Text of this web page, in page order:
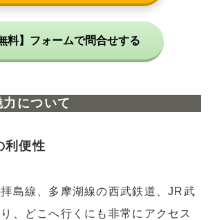
無料】フォームで問合せする
について
便性
島線、多摩湖線の西武鉄道、JR武
、どこへ行くにも非常にアクセス